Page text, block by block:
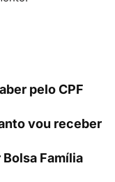
pelo CPF
vou receber
Família